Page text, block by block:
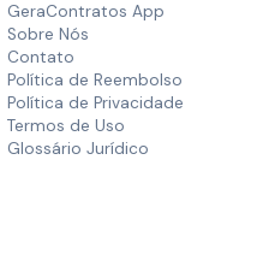
GeraContratos App
Sobre Nós
Contato
Política de Reembolso
Política de Privacidade
Termos de Uso
Glossário Jurídico